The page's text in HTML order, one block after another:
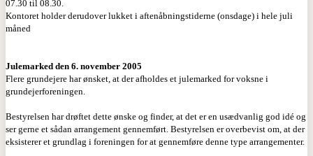
07.30 til 08.30.
Kontoret holder derudover lukket i aftenåbningstiderne (onsdage) i hele juli
måned
Julemarked den 6. november 2005
Flere grundejere har ønsket, at der afholdes et julemarked for voksne i
grundejerforeningen.
Bestyrelsen har drøftet dette ønske og finder, at det er en usædvanlig god idé og
ser gerne et sådan arrangement gennemført. Bestyrelsen er overbevist om, at der
eksisterer et grundlag i foreningen for at gennemføre denne type arrangementer.